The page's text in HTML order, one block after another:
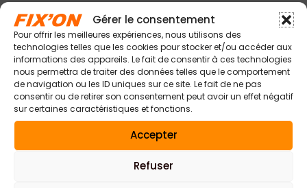
Gérer le consentement
Pour offrir les meilleures expériences, nous utilisons des
technologies telles que les cookies pour stocker et/ou accéder aux
informations des appareils. Le fait de consentir à ces technologies
nous permettra de traiter des données telles que le comportement
de navigation ou les ID uniques sur ce site. Le fait de ne pas
consentir ou de retirer son consentement peut avoir un effet négatif
sur certaines caractéristiques et fonctions.
Accepter
Refuser
À VOTRE ÉCOUTE
L'équipe Fix'on est à votre service du Lundi au Vendredi
de 6h30 à 17h00 non stop. Appellez au 04 94 420 420
ou contactez nous par email à contact@fix-on.fr
Ventes Privées chaque semaine !!